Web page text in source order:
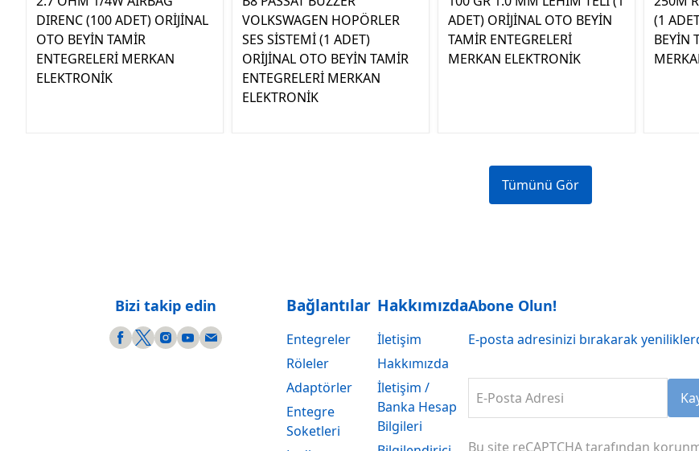
DIRENC (100 ADET) ORİJİNAL
OTO BEYİN TAMİR
ENTEGRELERİ MERKAN
ELEKTRONİK
VOLKSWAGEN HOPÖRLER
SES SİSTEMİ (1 ADET)
ORİJİNAL OTO BEYİN TAMİR
ENTEGRELERİ MERKAN
ELEKTRONİK
ADET) ORİJİNAL OTO BEYİN
TAMİR ENTEGRELERİ
MERKAN ELEKTRONİK
(1
BEYİN
Tümünü Gör
Bizi takip edin Bağlantılar
Entegreler
Röleler
Adaptörler
Entegre
Soketleri
Hakkımızda
İletişim
Hakkımızda
İletişim /
Banka Hesap
Bilgileri
Abone Olun!
E-posta adresinizi bırakarak
E-Posta Adresi
Bu site reCAPTCHA tarafından